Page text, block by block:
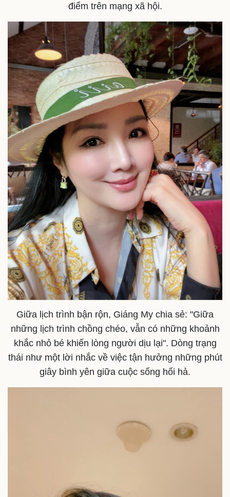
Du lịch
Tư vấn
check-in
Podcast
Câu chuyện thời sự
Cửa sổ tình yêu
Kể chuyện cho bé
Hạt giống tâm hồn
điểm trên mạng xã hội.
Giữa lịch trình bận rộn, Giáng My chia sẻ: "Giữa
những lịch trình chồng chéo, vẫn có những khoảnh
khắc nhỏ bé khiến lòng người dịu lại". Dòng trạng
thái như một lời nhắc về việc tận hưởng những phút
giây bình yên giữa cuộc sống hối hả.